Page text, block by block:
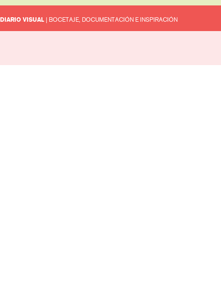
DIARIO VISUAL | BOCETAJE, DOCUMENTACIÓN E INSPIRACIÓN